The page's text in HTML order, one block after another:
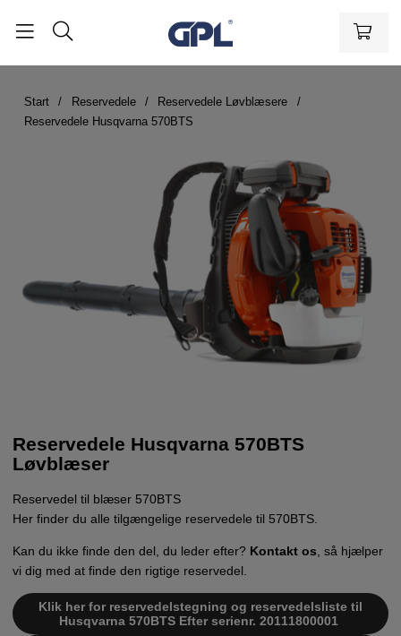
Start Reservedele
Reservedele Løvblæsere
Reservedele Husqvarna 570BTS
Reservedele Husqvarna 570BTS
Løvblæser
Reservedel til blæser 570BTS
Her finder du alle tilgængelige reservedele til 570BTS.
Kan du ikke finde den del, du leder efter? Kontakt os , så hjælper
vi dig med at finde den rigtige reservedel.
Klik her for reservedelstegning og reservedelsliste til
Husqvarna 570BTS Efter serienr. 20111800001